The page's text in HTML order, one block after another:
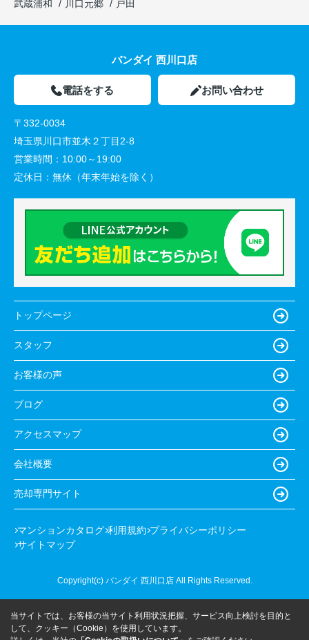
武蔵浦和
川口元郷 戸田
バンダイ 西川口店
電話をする お問い合わせ
〒332-0034
埼玉県川口市並木２丁目2-8
営業時間： 10:00～19:00
定休日： 無休（年末年始を除く）
トップページ
スタッフ
お客様の声
ブログ
アクセスマップ
会社概要
売却専門サイト
マンションカタログ 利用規約 プライバシーポリシー
サイトマップ
Copyright(c) バンダイ 西川口店 All Rights Reserved.
当サイトでは、お客様の当サイト利用状況把握、サービス向上検討を目的と
して、クッキー（Cookie）を使用しています。